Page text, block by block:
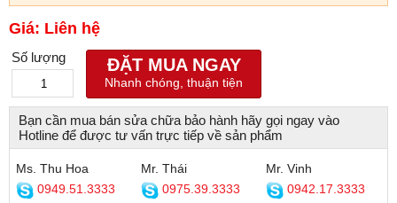
Giá: Liên hệ
Số lượng ĐẶT MUA NGAY
Nhanh chóng, thuận tiện
Bạn cần mua bán sửa chữa bảo hành hãy gọi ngay vào
Hotline để được tư vấn trực tiếp về sản phẩm
Ms. Thu Hoa
0949.51.3333
Mr. Thái
0975.39.3333
Mr. Vinh
0942.17.3333